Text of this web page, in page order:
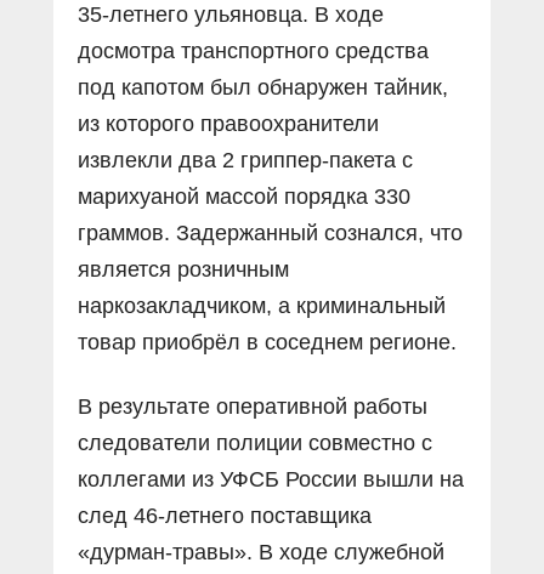
35-летнего ульяновца. В ходе
досмотра транспортного средства
под капотом был обнаружен тайник,
из которого правоохранители
извлекли два 2 гриппер-пакета с
марихуаной массой порядка 330
граммов. Задержанный сознался, что
является розничным
наркозакладчиком, а криминальный
товар приобрёл в соседнем регионе.
В результате оперативной работы
следователи полиции совместно с
коллегами из УФСБ России вышли на
след 46-летнего поставщика
«дурман-травы». В ходе служебной